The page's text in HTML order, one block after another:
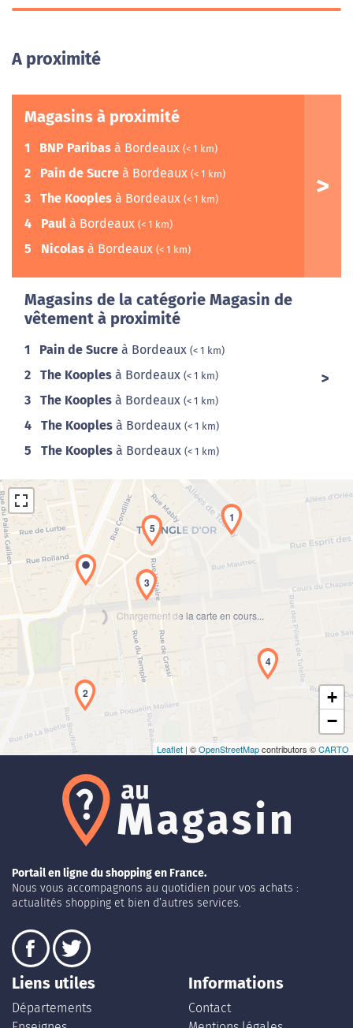
A proximité
Magasins à proximité
1 BNP Paribas à Bordeaux (< 1 km)
2 Pain de Sucre à Bordeaux (< 1 km)
3 The Kooples à Bordeaux (< 1 km)
4 Paul à Bordeaux (< 1 km)
5 Nicolas à Bordeaux (< 1 km)
Magasins de la catégorie Magasin de
vêtement à proximité
1 Pain de Sucre à Bordeaux (< 1 km)
2 The Kooples à Bordeaux (< 1 km)
3 The Kooples à Bordeaux (< 1 km)
4 The Kooples à Bordeaux (< 1 km)
5 The Kooples à Bordeaux (< 1 km)
Chargement de la carte en cours...
1
2
3
4
5
+
−
Leaflet | ©OpenStreetMapcontributors ©CARTO
Portail en ligne du shopping en France.
Nous vous accompagnons au quotidien pour vos achats :
actualités shopping et bien d’autres services.
Liens utiles
Départements
Informations
Contact